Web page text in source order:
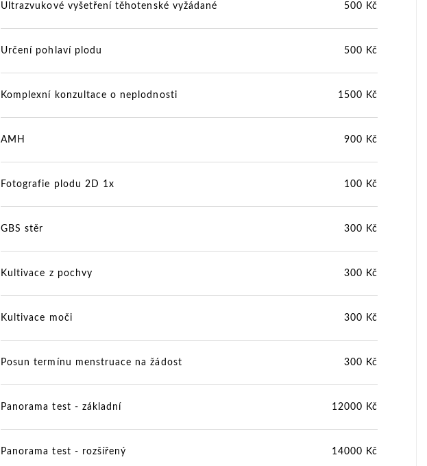
Ultrazvukové vyšetření těhotenské vyžádané 500 Kč
Určení pohlaví plodu 500 Kč
Komplexní konzultace o neplodnosti 1500 Kč
AMH 900 Kč
Fotografie plodu 2D 1x 100 Kč
GBS stěr 300 Kč
Kultivace z pochvy 300 Kč
Kultivace moči 300 Kč
Posun termínu menstruace na žádost 300 Kč
Panorama test - základní 12000 Kč
Panorama test - rozšířený 14000 Kč